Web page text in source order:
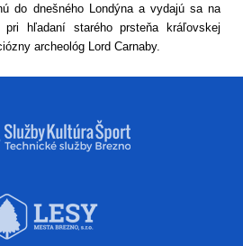
do dnešného Londýna a vydajú sa na
hľadaní starého prsteňa kráľovskej
archeológ Lord Carnaby.